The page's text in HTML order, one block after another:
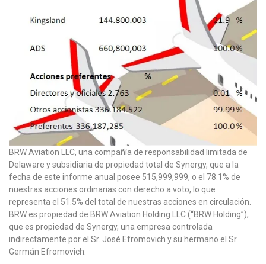
BRW Aviation LLC, una compañía de responsabilidad limitada de
Delaware y subsidiaria de propiedad total de Synergy, que a la
fecha de este informe anual posee 515,999,999, o el 78.1% de
nuestras acciones ordinarias con derecho a voto, lo que
representa el 51.5% del total de nuestras acciones en circulación.
BRW es propiedad de BRW Aviation Holding LLC (“BRW Holding”),
que es propiedad de Synergy, una empresa controlada
indirectamente por el Sr. José Efromovich y su hermano el Sr.
Germán Efromovich.